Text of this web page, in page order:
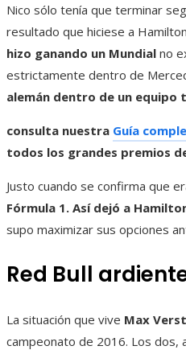
Nico sólo tenía que terminar
resultado que hiciese a
hizo ganando un Mundial no
estrictamente dentro de
alemán dentro de un equipo
consulta nuestra Guía
todos los grandes premios
Justo cuando se confirma que
Fórmula 1. Así dejó a
supo maximizar sus opciones
Red Bull
La situación que vive Max
campeonato de 2016. Los dos,